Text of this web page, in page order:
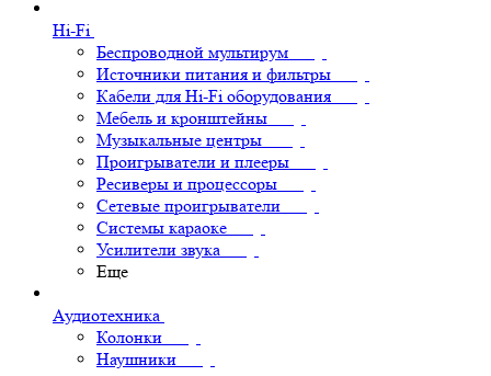
Hi-Fi
Беспроводной мультирум
Источники питания и фильтры
Кабели для Hi-Fi оборудования
Мебель и кронштейны
Музыкальные центры
Проигрыватели и плееры
Ресиверы и процессоры
Сетевые проигрыватели
Системы караоке
Усилители звука
Еще
Аудиотехника
Колонки
Наушники